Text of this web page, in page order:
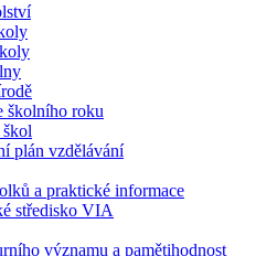
školního roku
plán vzdělávání
a praktické informace
středisko VIA
významu a pamětihodnost